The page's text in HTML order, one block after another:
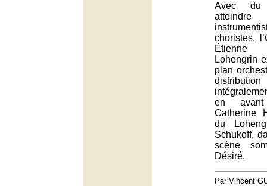
Avec du
atteindre
choristes,
Lohengrin
plan
en
Catherine
du
Schukoff,
scène
Désiré.
Par Vincent